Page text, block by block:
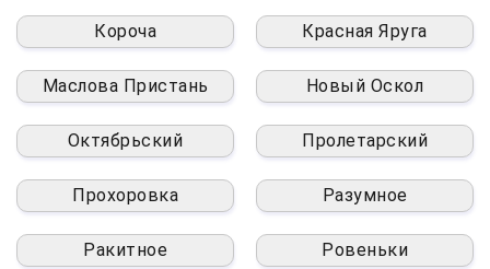
Короча Красная Яруга
Маслова Пристань Новый Оскол
Октябрьский Пролетарский
Прохоровка Разумное
Ракитное Ровеньки